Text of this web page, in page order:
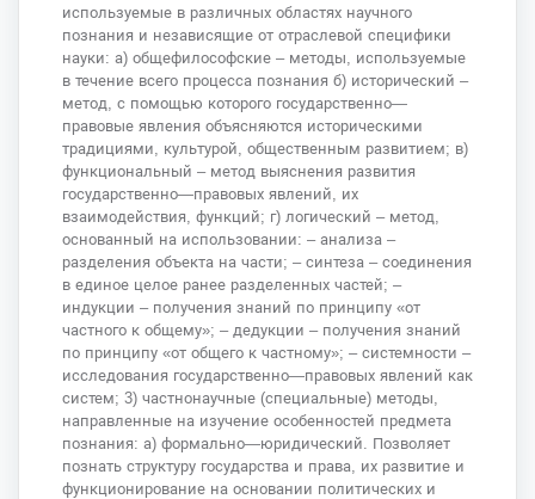
используемые в различных областях научного
познания и независящие от отраслевой специфики
науки: а) общефилософские – методы, используемые
в течение всего процесса познания б) исторический –
метод, с помощью которого государственно—
правовые явления объясняются историческими
традициями, культурой, общественным развитием; в)
функциональный – метод выяснения развития
государственно—правовых явлений, их
взаимодействия, функций; г) логический – метод,
основанный на использовании: – анализа –
разделения объекта на части; – синтеза – соединения
в единое целое ранее разделенных частей; –
индукции – получения знаний по принципу «от
частного к общему»; – дедукции – получения знаний
по принципу «от общего к частному»; – системности –
исследования государственно—правовых явлений как
систем; 3) частнонаучные (специальные) методы,
направленные на изучение особенностей предмета
познания: а) формально—юридический. Позволяет
познать структуру государства и права, их развитие и
функционирование на основании политических и